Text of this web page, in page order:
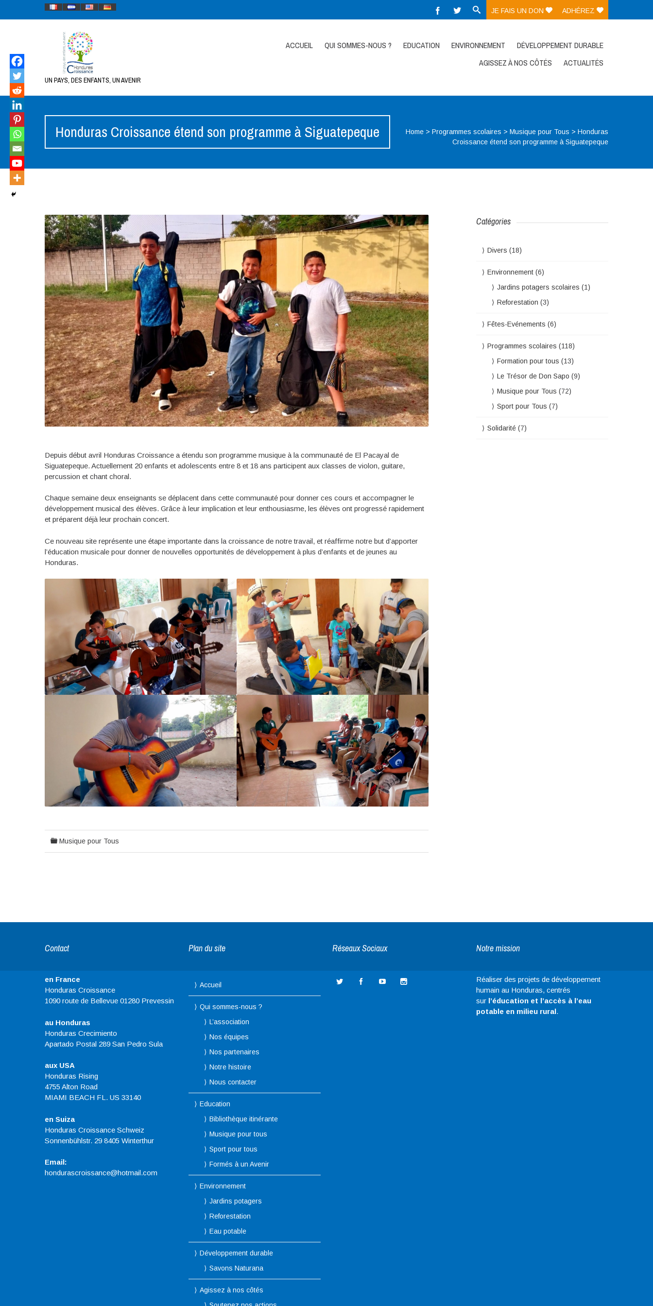
JE FAIS UN DON ADHÉREZ
UN PAYS, DES ENFANTS, UN AVENIR
ACCUEIL QUI SOMMES-NOUS ? EDUCATION ENVIRONNEMENT
DÉVELOPPEMENT DURABLE
AGISSEZ À NOS CÔTÉS
ACTUALITÉS
Honduras Croissance étend son programme à Siguatepeque Home >Programmes scolaires >Musique pour Tous >Honduras
Croissance étend son programme à Siguatepeque
Depuis début avril Honduras Croissance a étendu son programme musique à la communauté de El Pacayal de
Siguatepeque. Actuellement 20 enfants et adolescents entre 8 et 18 ans participent aux classes de violon, guitare,
percussion et chant choral.
Chaque semaine deux enseignants se déplacent dans cette communauté pour donner ces cours et accompagner le
développement musical des élèves. Grâce à leur implication et leur enthousiasme, les élèves ont progressé rapidement
et préparent déjà leur prochain concert.
Ce nouveau site représente une étape importante dans la croissance de notre travail, et réaffirme notre but d’apporter
l’éducation musicale pour donner de nouvelles opportunités de développement à plus d’enfants et de jeunes au
Honduras.
Musique pour Tous
Catégories
Divers (18)
Environnement(6)
Jardins potagers scolaires (1)
Reforestation (3)
Fêtes-Evénements (6)
Programmes scolaires (118)
Formation pour tous (13)
Le Trésor de Don Sapo (9)
Musique pour Tous (72)
Sport pour Tous (7)
Solidarité(7)
Contact
en France
Honduras Croissance
1090 route de Bellevue 01280 Prevessin
au Honduras
Honduras Crecimiento
Apartado Postal 289 San Pedro Sula
aux USA
Honduras Rising
4755 Alton Road
MIAMI BEACH FL. US 33140
en Suiza
Honduras Croissance Schweiz
Sonnenbühlstr. 29 8405 Winterthur
Email:
hondurascroissance@hotmail.com
Plan du site
Accueil
Qui sommes-nous ?
L’association
Nos équipes
Nos partenaires
Notre histoire
Nous contacter
Education
Bibliothèque itinérante
Musique pour tous
Sport pour tous
Formés à un Avenir
Environnement
Jardins potagers
Reforestation
Eau potable
Développement durable
Savons Naturana
Agissez à nos côtés
Réseaux Sociaux Notre mission
Réaliser des projets de développement
humain au Honduras, centrés
sur l’éducation et l’accès à l’eau
potable en milieu rural.